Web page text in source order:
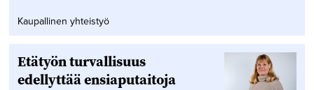
Kaupallinen yhteistyö
Etätyön turvallisuus
edellyttää ensiaputaitoja